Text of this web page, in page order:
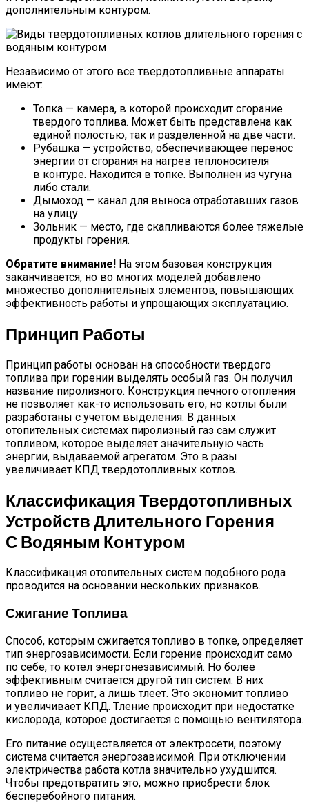
дополнительным контуром.
Независимо от этого все твердотопливные аппараты
имеют:
Топка — камера, в которой происходит сгорание
твердого топлива. Может быть представлена как
единой полостью, так и разделенной на две части.
Рубашка — устройство, обеспечивающее перенос
энергии от сгорания на нагрев теплоносителя
в контуре. Находится в топке. Выполнен из чугуна
либо стали.
Дымоход — канал для выноса отработавших газов
на улицу.
Зольник — место, где скапливаются более тяжелые
продукты горения.
Обратите внимание! На этом базовая конструкция
заканчивается, но во многих моделей добавлено
множество дополнительных элементов, повышающих
эффективность работы и упрощающих эксплуатацию.
Принцип Работы
Принцип работы основан на способности твердого
топлива при горении выделять особый газ. Он получил
название пиролизного. Конструкция печного отопления
не позволяет как-то использовать его, но котлы были
разработаны с учетом выделения. В данных
отопительных системах пиролизный газ сам служит
топливом, которое выделяет значительную часть
энергии, выдаваемой агрегатом. Это в разы
увеличивает КПД твердотопливных котлов.
Классификация Твердотопливных
Устройств Длительного Горения
С Водяным Контуром
Классификация отопительных систем подобного рода
проводится на основании нескольких признаков.
Сжигание Топлива
Способ, которым сжигается топливо в топке, определяет
тип энергозависимости. Если горение происходит само
по себе, то котел энергонезависимый. Но более
эффективным считается другой тип систем. В них
топливо не горит, а лишь тлеет. Это экономит топливо
и увеличивает КПД. Тление происходит при недостатке
кислорода, которое достигается с помощью вентилятора.
Его питание осуществляется от электросети, поэтому
система считается энергозависимой. При отключении
электричества работа котла значительно ухудшится.
Чтобы предотвратить это, можно приобрести блок
бесперебойного питания.